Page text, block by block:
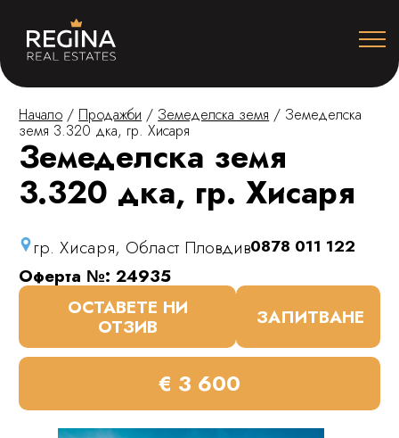
Начало / Продажби / Земеделска земя / Земеделска
земя 3.320 дка, гр. Хисаря
Земеделска земя
3.320 дка, гр. Хисаря
гр. Хисаря, Област Пловдив0878 011 122
Оферта №: 24935
ОСТАВЕТЕ НИ
ОТЗИВ ЗАПИТВАНЕ
€ 3 600